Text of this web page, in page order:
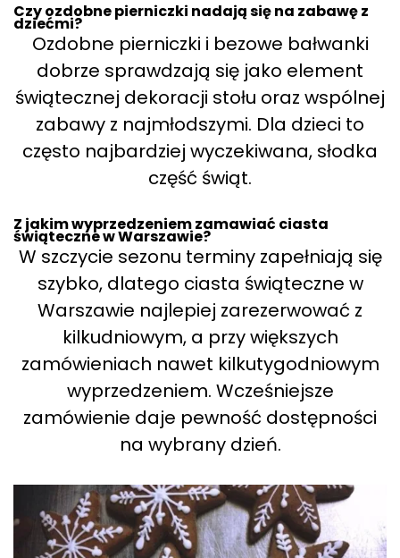
Czy ozdobne pierniczki nadają się na zabawę z
dziećmi?
Ozdobne pierniczki i bezowe bałwanki
dobrze sprawdzają się jako element
świątecznej dekoracji stołu oraz wspólnej
zabawy z najmłodszymi. Dla dzieci to
często najbardziej wyczekiwana, słodka
część świąt.
Z jakim wyprzedzeniem zamawiać ciasta
świąteczne w Warszawie?
W szczycie sezonu terminy zapełniają się
szybko, dlatego ciasta świąteczne w
Warszawie najlepiej zarezerwować z
kilkudniowym, a przy większych
zamówieniach nawet kilkutygodniowym
wyprzedzeniem. Wcześniejsze
zamówienie daje pewność dostępności
na wybrany dzień.